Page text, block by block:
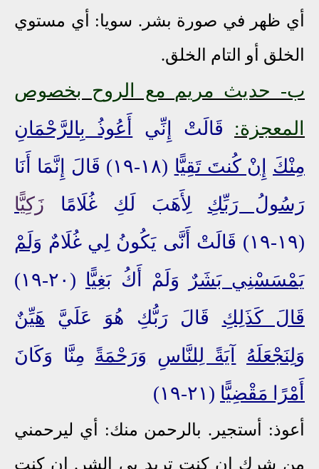
أي ظهر في صورة بشر. سويا: أي مستوي
الخلق أو التام الخلق.
ب- حديث مريم مع الروح بخصوص
المعجزة:
قَالَتْ إِنِّي
أَعُوذُ بِالرَّحْمَانِ
مِنْكَ
إِنْ كُنتَ تَقِيًّا (١٨-١٩) قَالَ إِنَّمَا أَنَا
رَسُولُ رَبِّكِ لِأَهَبَ لَكِ غُلَامًا زَكِيًّا
(١٩-١٩) قَالَتْ أَنَّى يَكُونُ لِي غُلَامٌ
وَلَمْ
يَمْسَسْنِي بَشَرٌ
وَلَمْ أَكُ بَغِيًّا (٢٠-١٩)
قَالَ كَذَلِكِ قَالَ رَبُّكِ هُوَ عَلَيَّ هَيِّنٌ
وَلِنَجْعَلَهُ
آيَةً لِلنَّاسِ وَرَحْمَةً مِنَّا وَكَانَ
أَمْرًا مَقْضِيًّا (٢١-١٩)
أعوذ: أستجير. بالرحمن منك: أي ليرحمني
من شرك إن كنت تريد بي الشر. إن كنت